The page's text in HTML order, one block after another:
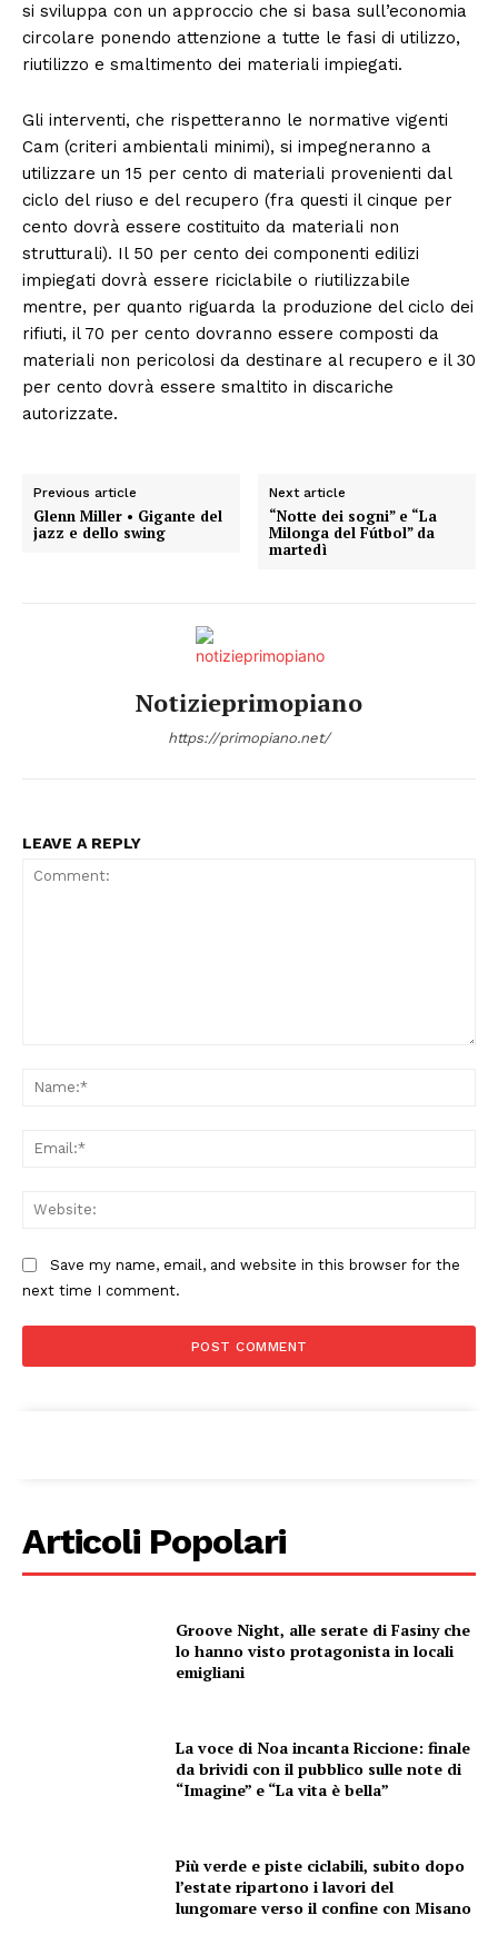
Condividi
si sviluppa con un approccio che si basa sull’economia
circolare ponendo attenzione a tutte le fasi di utilizzo,
riutilizzo e smaltimento dei materiali impiegati.
Gli interventi, che rispetteranno le normative vigenti
Cam (criteri ambientali minimi), si impegneranno a
utilizzare un 15 per cento di materiali provenienti dal
ciclo del riuso e del recupero (fra questi il cinque per
cento dovrà essere costituito da materiali non
strutturali). Il 50 per cento dei componenti edilizi
impiegati dovrà essere riciclabile o riutilizzabile
mentre, per quanto riguarda la produzione del ciclo dei
rifiuti, il 70 per cento dovranno essere composti da
materiali non pericolosi da destinare al recupero e il 30
per cento dovrà essere smaltito in discariche
autorizzate.
Previous article
Glenn Miller • Gigante del
jazz e dello swing
Next article
“Notte dei sogni” e “La
Milonga del Fútbol” da
martedì
Notizieprimopiano
https://primopiano.net/
LEAVE A REPLY
Save my name, email, and website in this browser for the
next time I comment.
Articoli Popolari
Groove Night, alle serate di Fasiny che
lo hanno visto protagonista in locali
emigliani
La voce di Noa incanta Riccione: finale
da brividi con il pubblico sulle note di
“Imagine” e “La vita è bella”
Più verde e piste ciclabili, subito dopo
l’estate ripartono i lavori del
lungomare verso il confine con Misano